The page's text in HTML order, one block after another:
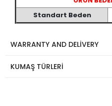
Standart Beden
WARRANTY AND DELİVERY
KUMAŞ TÜRLERİ